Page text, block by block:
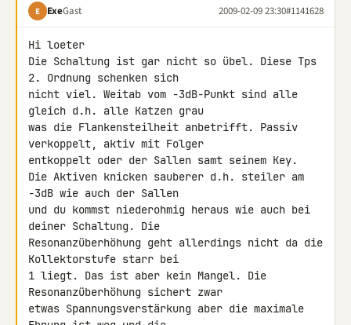
E ExeGast 2009-02-09 23:30#1141628
Hi loeter
Die Schaltung ist gar nicht so übel. Diese Tps
2. Ordnung schenken sich
nicht viel. Weitab vom -3dB-Punkt sind alle
gleich d.h. alle Katzen grau
was die Flankensteilheit anbetrifft. Passiv
verkoppelt, aktiv mit Folger
entkoppelt oder der Sallen samt seinem Key.
Die Aktiven knicken sauberer d.h. steiler am
-3dB wie auch der Sallen
und du kommst niederohmig heraus wie auch bei
deiner Schaltung. Die
Resonanzüberhöhung geht allerdings nicht da die
Kollektorstufe starr bei
1 liegt. Das ist aber kein Mangel. Die
Resonanzüberhöhung sichert zwar
etwas Spannungsverstärkung aber die maximale